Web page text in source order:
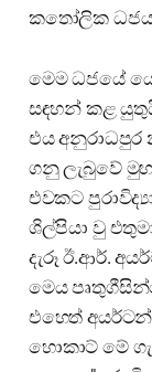
කතෝලික ධජය
මෙම ධජයේ
සඳහන් කළ
එය අනුරාධපුර
ගනු ලැබුවේ
එවකට
ශිල්පියා වු
දැරූ ඊ.ආර්.
මෙය
එහෙත්
හොකාට් මේ